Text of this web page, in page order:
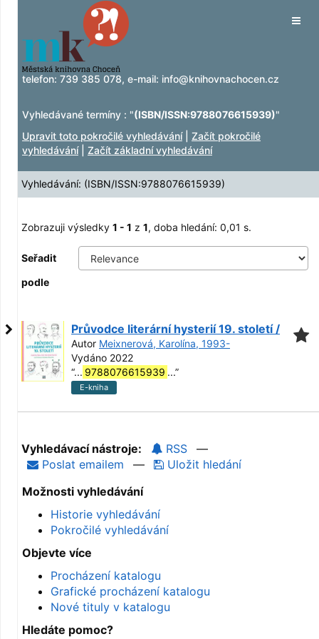
Zobrazuji výsledky1 - 1z
Přeskočit na obsah
telefon: 739 385 078, e-mail: info@knihovnachocen.cz
Vyhledávané termíny : "(ISBN/ISSN:9788076615939)"
Upravit toto pokročilé vyhledávání| Začít pokročilé
vyhledávání| Začít základní vyhledávání
Vyhledávání: (ISBN/ISSN:9788076615939)
Zobrazuji výsledky 1 - 1 z 1, doba hledání: 0,01 s.
Seřadit
podle
Průvodce literární hysterií 19. století /
Autor Meixnerová, Karolína, 1993-
Vydáno 2022
“... 9788076615939 ...”
E-kniha
Vyhledávací nástroje: RSS
—
Poslat emailem
—
Uložit hledání
Možnosti vyhledávání
Historie vyhledávání
Pokročilé vyhledávání
Objevte více
Procházení katalogu
Grafické procházení katalogu
Nové tituly v katalogu
Hledáte pomoc?